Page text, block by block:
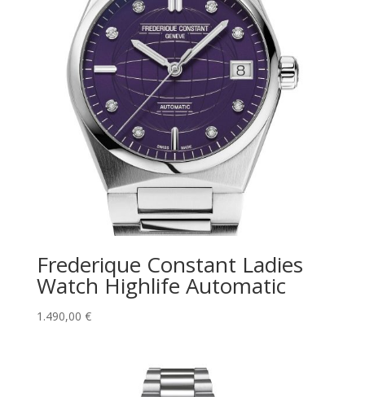
Frederique Constant Ladies
Watch Highlife Automatic
1.490,00 €